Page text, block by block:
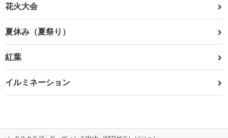
花火大会
夏休み（夏祭り）
紅葉
イルミネーション